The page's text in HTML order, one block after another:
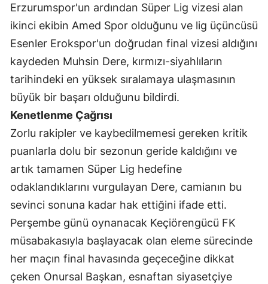
Eskişehir
Gaziantep
Giresun
Hatay
Isparta
İstanbul
İzmir
Kars
Erzurumspor'un ardından Süper Lig vizesi alan
ikinci ekibin Amed Spor olduğunu ve lig üçüncüsü
Esenler Erokspor'un doğrudan final vizesi aldığını
kaydeden Muhsin Dere, kırmızı-siyahlıların
tarihindeki en yüksek sıralamaya ulaşmasının
büyük bir başarı olduğunu bildirdi.
Kenetlenme Çağrısı
Zorlu rakipler ve kaybedilmemesi gereken kritik
puanlarla dolu bir sezonun geride kaldığını ve
artık tamamen Süper Lig hedefine
odaklandıklarını vurgulayan Dere, camianın bu
sevinci sonuna kadar hak ettiğini ifade etti.
Perşembe günü oynanacak Keçiörengücü FK
müsabakasıyla başlayacak olan eleme sürecinde
her maçın final havasında geçeceğine dikkat
çeken Onursal Başkan, esnaftan siyasetçiye